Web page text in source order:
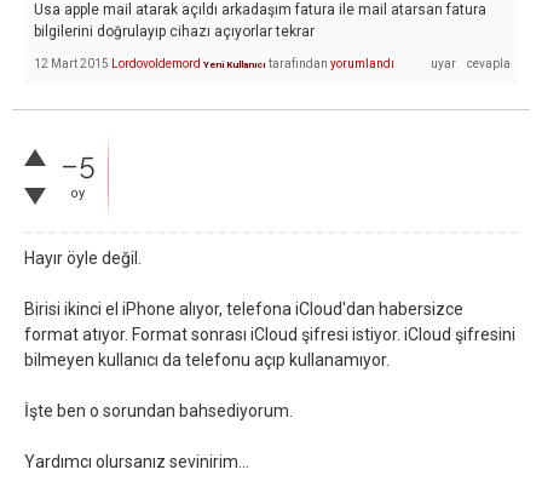
Usa apple mail atarak açıldı arkadaşım fatura ile mail atarsan fatura
bilgilerini doğrulayıp cihazı açıyorlar tekrar
12 Mart 2015 Lordovoldemord Yeni Kullanıcı tarafından yorumlandı
–5
oy
Hayır öyle değil.
Birisi ikinci el iPhone alıyor, telefona iCloud'dan habersizce
format atıyor. Format sonrası iCloud şifresi istiyor. iCloud şifresini
bilmeyen kullanıcı da telefonu açıp kullanamıyor.
İşte ben o sorundan bahsediyorum.
Yardımcı olursanız sevinirim...